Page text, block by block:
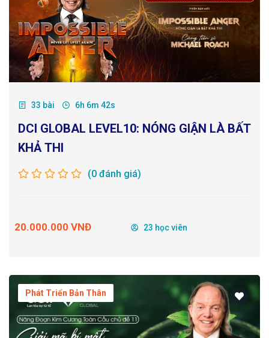
33 bài 6h 6m 42s
DCI GLOBAL LEVEL10: NÓNG GIẬN LÀ BẤT
KHẢ THI
(0 đánh giá)
20.000.000 VNĐ 23 học viên
Phát Triển Bản Thân